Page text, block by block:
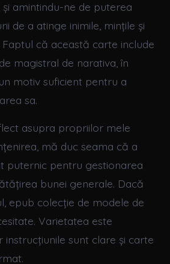
amintindu-ne de puterea
de a atinge inimile, mințile și
că această carte include
magistral de narativa, în
motiv suficient pentru a
sa.
asupra propriilor mele
mă duc seama că a
puternic pentru gestionarea
bunei generale. Dacă
epub colecție de modele de
Varietatea este
instrucțiunile sunt clare și carte